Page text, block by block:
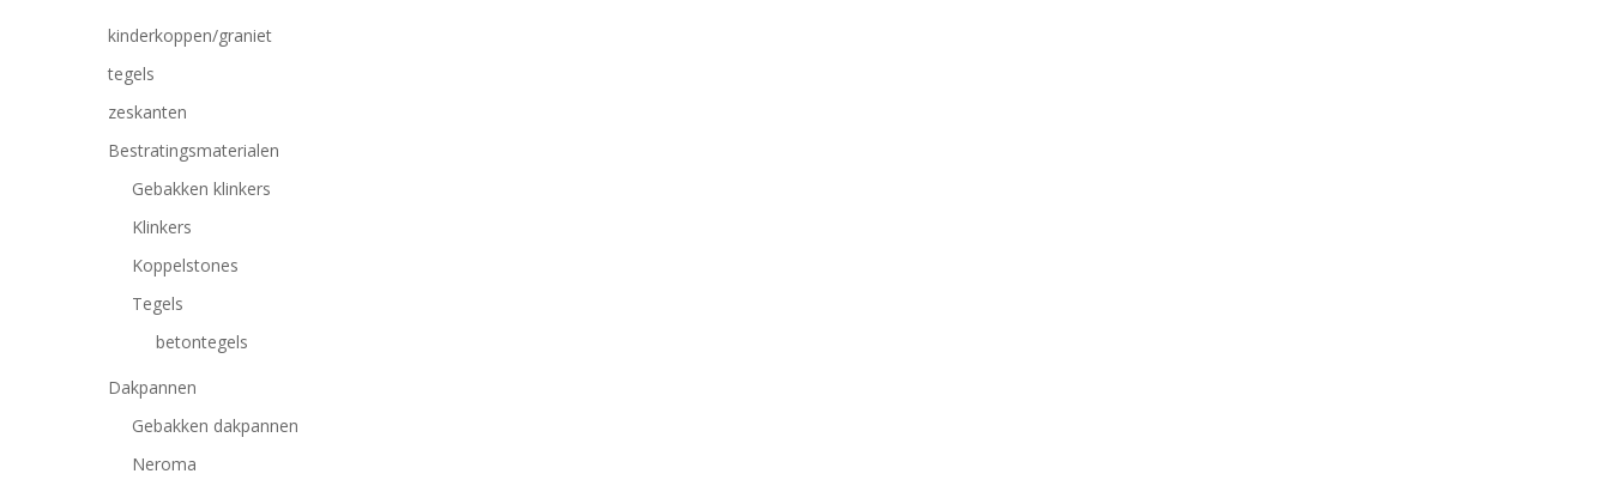
Druk op Enter om te zoeken of ESC om te sluiten
kinderkoppen/graniet
tegels
zeskanten
Bestratingsmaterialen
Gebakken klinkers
Klinkers
Koppelstones
Tegels
betontegels
Dakpannen
Gebakken dakpannen
Neroma